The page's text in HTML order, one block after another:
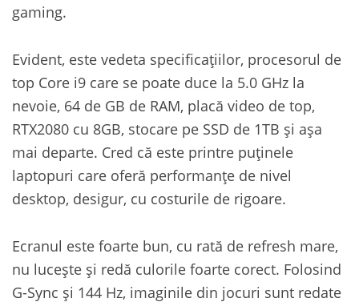
gaming.
Evident, este vedeta specificațiilor, procesorul de
top Core i9 care se poate duce la 5.0 GHz la
nevoie, 64 de GB de RAM, placă video de top,
RTX2080 cu 8GB, stocare pe SSD de 1TB și așa
mai departe. Cred că este printre puținele
laptopuri care oferă performanțe de nivel
desktop, desigur, cu costurile de rigoare.
Ecranul este foarte bun, cu rată de refresh mare,
nu lucește și redă culorile foarte corect. Folosind
G-Sync și 144 Hz, imaginile din jocuri sunt redate